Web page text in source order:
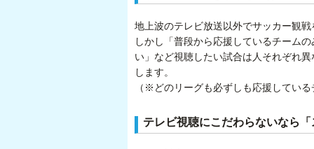
地上波のテレビ放送以外でサッカー観
しかし「普段から応援しているチーム
い」など視聴したい試合は人それぞれ
します。
（※どのリーグも必ずしも応援してい
テレビ視聴にこだわらないなら